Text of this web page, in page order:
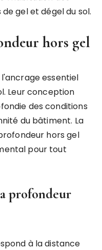
gel et dégel du sol.
hors gel
essentiel
Leur conception
des conditions
du bâtiment. La
hors gel
pour tout
profondeur
à la distance